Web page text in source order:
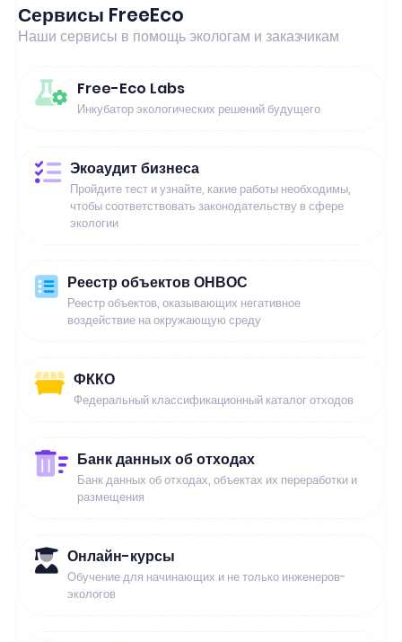
Сервисы FreeEco
Наши сервисы в помощь экологам и заказчикам
Free-Eco Labs
Инкубатор экологических решений будущего
Экоаудит бизнеса
Пройдите тест и узнайте, какие работы необходимы,
чтобы соответствовать законодательству в сфере
экологии
Реестр объектов ОНВОС
Реестр объектов, оказывающих негативное
воздействие на окружающую среду
ФККО
Федеральный классификационный каталог отходов
Банк данных об отходах
Банк данных об отходах, объектах их переработки и
размещения
Онлайн-курсы
Обучение для начинающих и не только инженеров-
экологов